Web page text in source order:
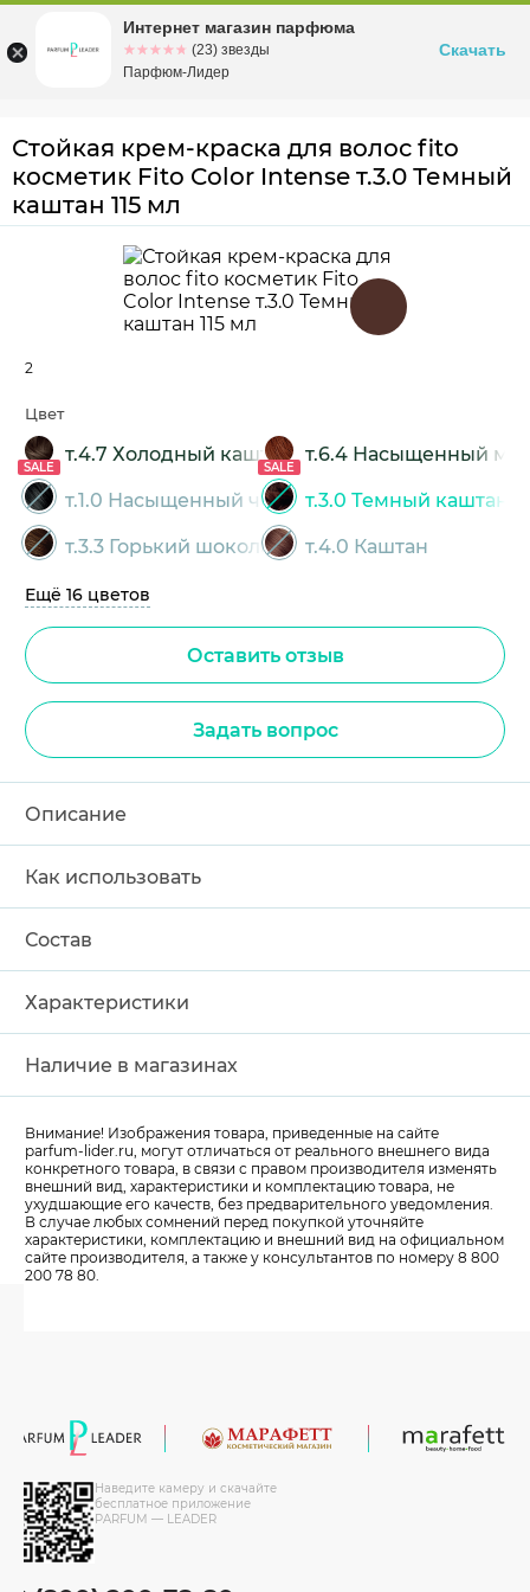
Омскул. Заозерная, 11, к. 1
Стойкая крем-краска для волос fito
косметик Fito Color Intense т.3.0 Темный
каштан 115 мл
2
Цвет
SALE
т.4.7 Холодный каштан
SALE
т.6.4 Насыщенный
т.1.0 Насыщенный черныйт.3.0 Темный каштан
т.3.3 Горький шоколад т.4.0 Каштан
Ещё 16 цветов
Оставить отзыв
Задать вопрос
Описание
Как использовать
Состав
Характеристики
Наличие в магазинах
Внимание! Изображения товара, приведенные на сайте
parfum-lider.ru, могут отличаться от реального внешнего вида
конкретного товара, в связи с правом производителя изменять
внешний вид, характеристики и комплектацию товара, не
ухудшающие его качеств, без предварительного уведомления.
В случае любых сомнений перед покупкой уточняйте
характеристики, комплектацию и внешний вид на официальном
сайте производителя, а также у консультантов по номеру 8 800
200 78 80.
Наведите камеру и скачайте
бесплатное приложение
PARFUM — LEADER
Интернет магазин парфюма
☆☆☆☆☆
★★★★★ (23) звезды
Парфюм-Лидер
Скачать